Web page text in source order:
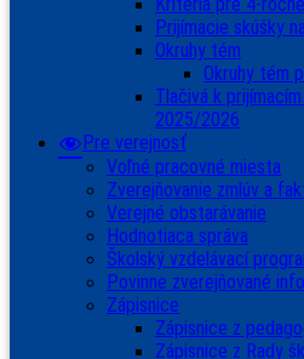
Prijímacie skúšky
Okruhy tém
Okruhy tém
Tlačivá k
2025/2026
Pre verejnosť
Voľné pracovné miesta
Zverejňovanie zmlúv a
Verejné obstarávanie
Hodnotiaca správa
Školský vzdelávací
Povinne zverejňované
Zápisnice
Zápisnice z
Zápisnice z Rady